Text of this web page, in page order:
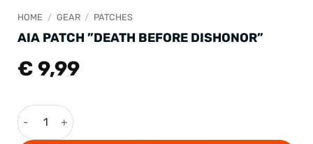
HOME / GEAR / PATCHES
AIA PATCH ”DEATH BEFORE DISHONOR”
€ 9,99
AIA Patch ''Death Before Dishonor'' aantal